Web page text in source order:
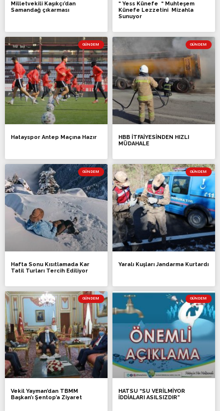
Milletvekili Kaşıkçı’dan
Samandağ çıkarması
“ Yess Künefe “ Muhteşem
Künefe Lezzetini Mizahla
Sunuyor
GÜNDEM
Hatayspor Antep Maçına Hazır
GÜNDEM
HBB İTFAİYESİNDEN HIZLI
MÜDAHALE
GÜNDEM
Hafta Sonu Kısıtlamada Kar
Tatil Turları Tercih Ediliyor
GÜNDEM
Yaralı Kuşları Jandarma Kurtardı
GÜNDEM
Vekil Yayman’dan TBMM
Başkan’ı Şentop’a Ziyaret
GÜNDEM
HATSU “SU VERİLMİYOR
İDDİALARI ASILSIZDIR”